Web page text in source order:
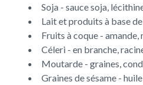
Soja - sauce soja,
Lait et produits à base
Fruits à coque -
Céleri - en branche,
Moutarde - graines,
Graines de sésame -